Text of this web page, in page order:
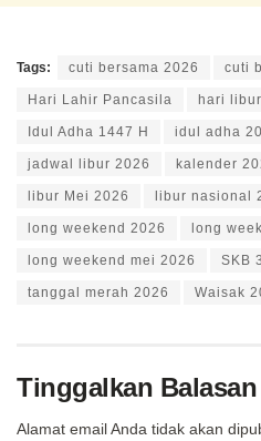
Tags: cuti bersama 2026 cuti
Hari Lahir Pancasila hari
Idul Adha 1447 H idul adha
jadwal libur 2026 kalender
libur Mei 2026 libur nasional
long weekend 2026 long
long weekend mei 2026 SKB
tanggal merah 2026 Waisak
Tinggalkan Balasan
Alamat email Anda tidak akan